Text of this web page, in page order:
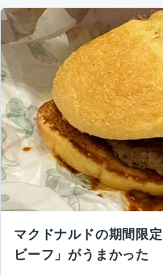
マクドナルドの期間限
ビーフ」がうまかった